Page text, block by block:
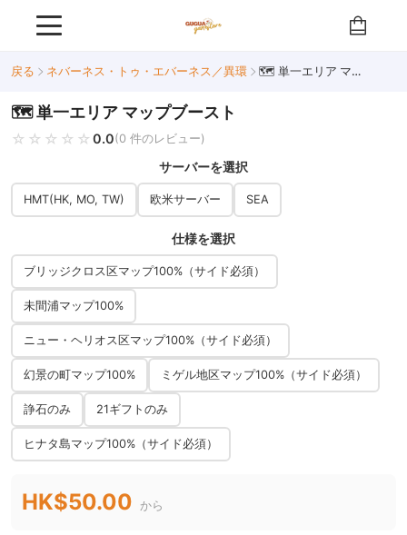
戻る ネバーネス・トゥ・エバーネス／異環 🗺️ 単一エリア マップブースト
🗺️ 単一エリア マップブースト
☆☆☆☆☆
★★★★★ 0.0(0 件のレビュー)
サーバーを選択
HMT(HK, MO, TW) 欧米サーバー SEA
仕様を選択
ブリッジクロス区マップ100%（サイド必須）
未間浦マップ100%
ニュー・ヘリオス区マップ100%（サイド必須）
幻景の町マップ100% ミゲル地区マップ100%（サイド必須）
諍石のみ 21ギフトのみ
ヒナタ島マップ100%（サイド必須）
HK$50.00 から